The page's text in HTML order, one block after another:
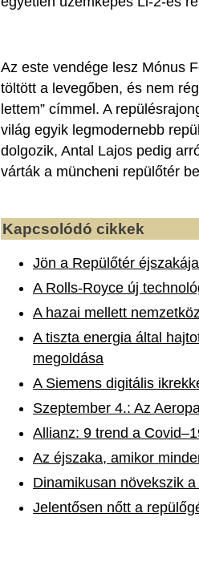
Az este vendége lesz Mónus
töltött a levegőben, és nem
lettem” címmel. A
világ egyik legmodernebb
dolgozik, Antal Lajos pedig
várták a müncheni repülőtér
Kapcsolódó cikkek
Jön a Repülőtér éjszakája
A Rolls-Royce új
A hazai mellett
A tiszta energia által
megoldása
A Siemens digitális
Szeptember 4.: Az
Allianz: 9 trend a
Az éjszaka, amikor
Dinamikusan növekszik
Jelentősen nőtt a